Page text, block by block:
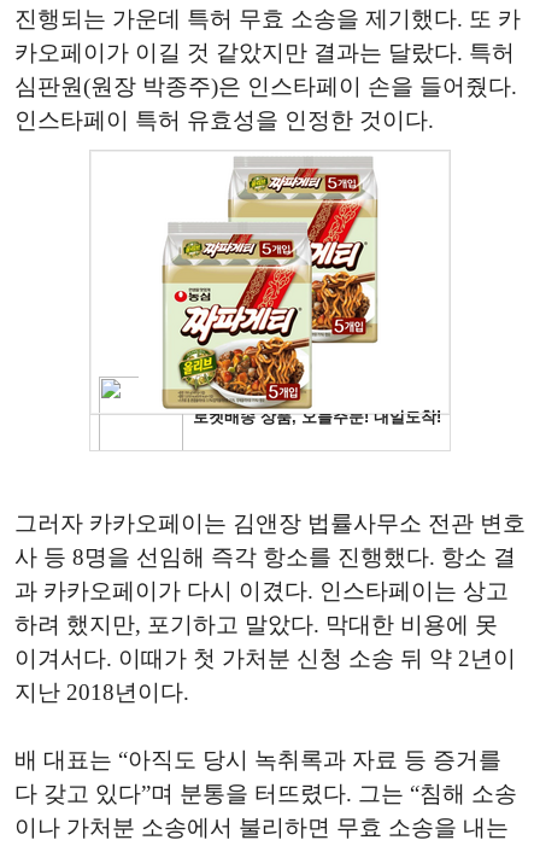
진행되는 가운데 특허 무효 소송을 제기했다. 또 카
카오페이가 이길 것 같았지만 결과는 달랐다. 특허
심판원(원장 박종주)은 인스타페이 손을 들어줬다.
인스타페이 특허 유효성을 인정한 것이다.
그러자 카카오페이는 김앤장 법률사무소 전관 변호
사 등 8명을 선임해 즉각 항소를 진행했다. 항소 결
과 카카오페이가 다시 이겼다. 인스타페이는 상고
하려 했지만, 포기하고 말았다. 막대한 비용에 못
이겨서다. 이때가 첫 가처분 신청 소송 뒤 약 2년이
지난 2018년이다.
배 대표는 “아직도 당시 녹취록과 자료 등 증거를
다 갖고 있다”며 분통을 터뜨렸다. 그는 “침해 소송
이나 가처분 소송에서 불리하면 무효 소송을 내는